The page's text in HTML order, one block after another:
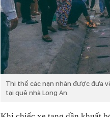
Thi thể các nạn nhân được đưa
tại quê nhà Long An.